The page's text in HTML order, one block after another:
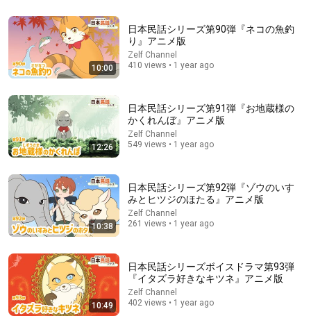
名門大学卒ばかりの大企業――高卒の清掃員が「私が通訳い
たします」と財閥会長に告げた瞬間、全員が嘲笑した。しか
語 #家族の物語
New
115K views
23:06
【お宝映像】60年前の大阪 老舗寿司店で板前修行していた
16歳の男性は、いまどこに？【お宝発見！関西いまむかし】
10:00
日本民話シリーズ第90弾『ネコの魚釣
り』アニメ版
Zelf Channel
410 views • 1 year ago
12:26
日本民話シリーズ第91弾『お地蔵様の
かくれんぼ』アニメ版
Zelf Channel
549 views • 1 year ago
10:38
日本民話シリーズ第92弾『ゾウのいす
みとヒツジのほたる』アニメ版
Zelf Channel
261 views • 1 year ago
10:49
日本民話シリーズボイスドラマ第93弾
『イタズラ好きなキツネ』アニメ版
Zelf Channel
402 views • 1 year ago